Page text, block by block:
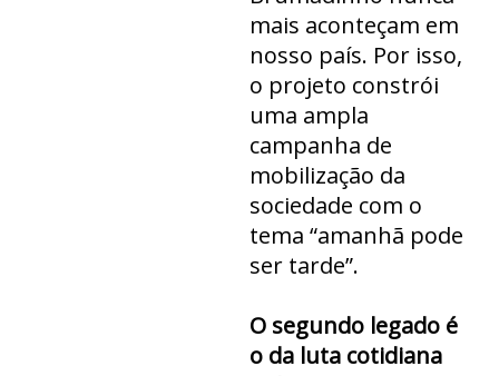
mais aconteçam em
nosso país. Por isso,
o projeto constrói
uma ampla
campanha de
mobilização da
sociedade com o
tema “amanhã pode
ser tarde”.
O segundo legado é
o da luta cotidiana